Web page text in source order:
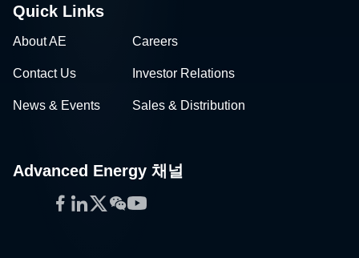
Quick Links
About AE Careers
Contact Us Investor Relations
News & Events Sales & Distribution
Advanced Energy 채널
Facebook
LinkedIn
Twitter
WeChat
YouTube